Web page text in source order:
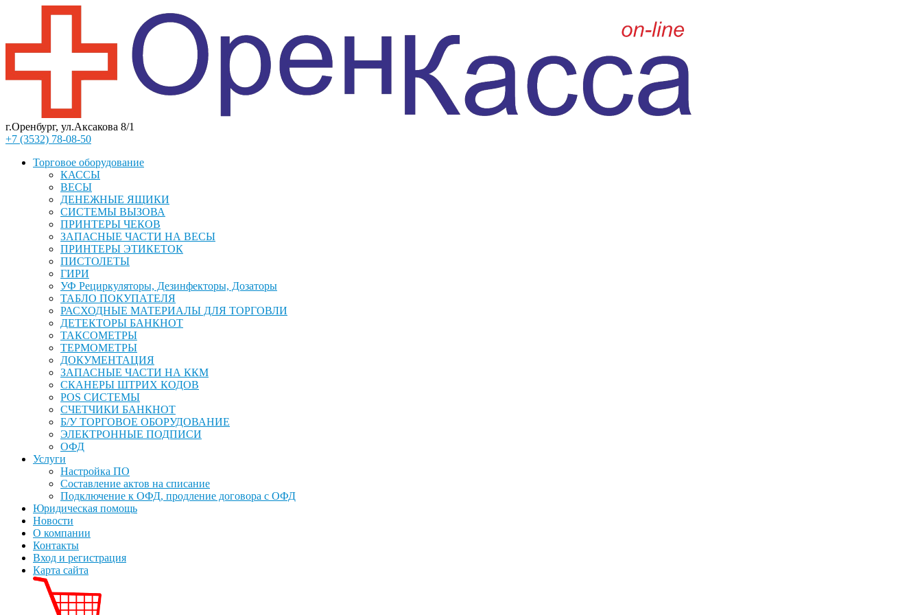
г.Оренбург, ул.Аксакова 8/1
+7 (3532) 78-08-50
Торговое оборудование
КАССЫ
ВЕСЫ
ДЕНЕЖНЫЕ ЯЩИКИ
СИСТЕМЫ ВЫЗОВА
ПРИНТЕРЫ ЧЕКОВ
ЗАПАСНЫЕ ЧАСТИ НА ВЕСЫ
ПРИНТЕРЫ ЭТИКЕТОК
ПИСТОЛЕТЫ
ГИРИ
УФ Рециркуляторы, Дезинфекторы, Дозаторы
ТАБЛО ПОКУПАТЕЛЯ
РАСХОДНЫЕ МАТЕРИАЛЫ ДЛЯ ТОРГОВЛИ
ДЕТЕКТОРЫ БАНКНОТ
ТАКСОМЕТРЫ
ТЕРМОМЕТРЫ
ДОКУМЕНТАЦИЯ
ЗАПАСНЫЕ ЧАСТИ НА ККМ
СКАНЕРЫ ШТРИХ КОДОВ
POS СИСТЕМЫ
СЧЕТЧИКИ БАНКНОТ
Б/У ТОРГОВОЕ ОБОРУДОВАНИЕ
ЭЛЕКТРОННЫЕ ПОДПИСИ
ОФД
Услуги
Настройка ПО
Составление актов на списание
Подключение к ОФД, продление договора с ОФД
Юридическая помощь
Новости
О компании
Контакты
Вход и регистрация
Карта сайта